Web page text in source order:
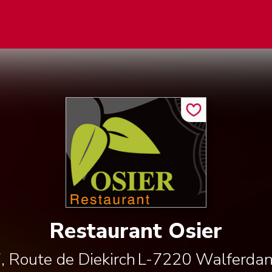
Restaurant Osier
Route de Diekirch L-7220